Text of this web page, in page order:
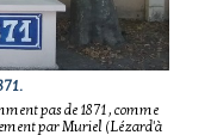
pas de 1871 , comme
par Muriel (Lézard'à